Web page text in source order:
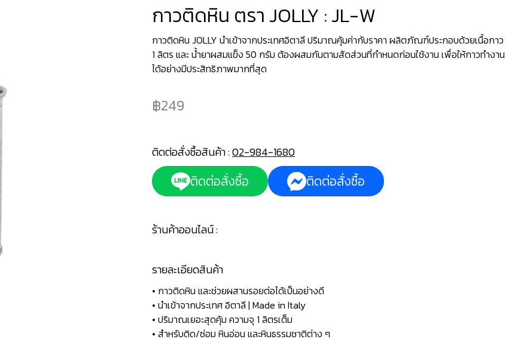
กาวติดหิน ตรา JOLLY : JL-W
กาวติดหิน JOLLY นำเข้าจากประเทศอิตาลี ปริมาณคุ้มค่ากับราคา ผลิตภัณฑ์ประกอบด้วยเนื้อกาว
1 ลิตร และ น้ำยาผสมแข็ง 50 กรัม ต้องผสมกันตามสัดส่วนที่กำหนดก่อนใช้งาน เพื่อให้กาวทำงาน
ได้อย่างมีประสิทธิภาพมากที่สุด
249
ติดต่อสั่งซื้อสินค้า :02-984-1680
ติดต่อสั่งซื้อ ติดต่อสั่งซื้อ
ร้านค้าออนไลน์ :
รายละเอียดสินค้า
• กาวติดหิน และช่วยผสานรอยต่อได้เป็นอย่างดี
• นำเข้าจากประเทศ อิตาลี | Made in Italy
• ปริมาณเยอะสุดคุ้ม ความจุ 1 ลิตรเต็ม
• สำหรับติด/ซ่อม หินอ่อน และหินธรรมชาติต่าง ๆ